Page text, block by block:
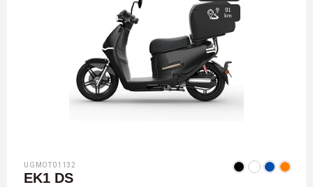
91
km
UGMOT01132
EK1 DS